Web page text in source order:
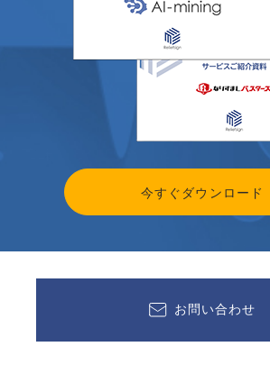
今すぐダウンロード
お問い合わせ